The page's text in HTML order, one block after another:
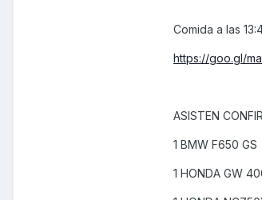
Comida a las
https://goo.gl/
ASISTEN
1 BMW F650 GS
1 HONDA GW